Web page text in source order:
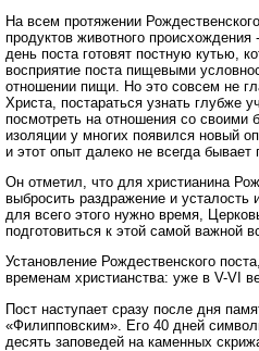
На всем протяжении
продуктов животного
день поста готовят постную кутью,
восприятие поста пищевыми
отношении пищи. Но это совсем не
Христа, постараться узнать глубже
посмотреть на отношения со своими
изоляции у многих появился новый
и этот опыт далеко не всегда бывает
Он отметил, что для христианина
выбросить раздражение и
для всего этого нужно время,
подготовиться к этой самой важной
Установление Рождественского
временам христианства: уже в V-VI
Пост наступает сразу после дня
«Филипповским». Его 40 дней
десять заповедей на каменных